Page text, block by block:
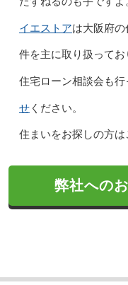
イエストアは大阪府
件を主に取り扱ってお
住宅ローン相談会も
せください。
住まいをお探しの方
弊社への